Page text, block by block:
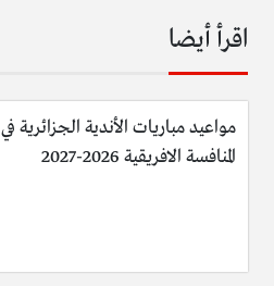
اقرأ أيضا
مواعيد مباريات الأندية الجزائرية في
المنافسة الافريقية 2026-2027